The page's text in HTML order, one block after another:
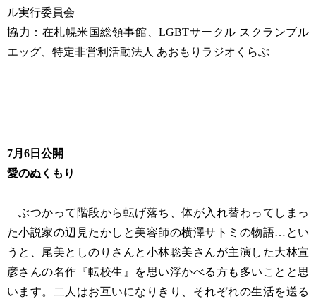
ル実行委員会
協力：在札幌米国総領事館、LGBTサークル スクランブル
エッグ、特定非営利活動法人 あおもりラジオくらぶ
7月6日公開
愛のぬくもり
ぶつかって階段から転げ落ち、体が入れ替わってしまっ
た小説家の辺見たかしと美容師の横澤サトミの物語…とい
うと、尾美としのりさんと小林聡美さんが主演した大林宣
彦さんの名作『転校生』を思い浮かべる方も多いことと思
います。二人はお互いになりきり、それぞれの生活を送る